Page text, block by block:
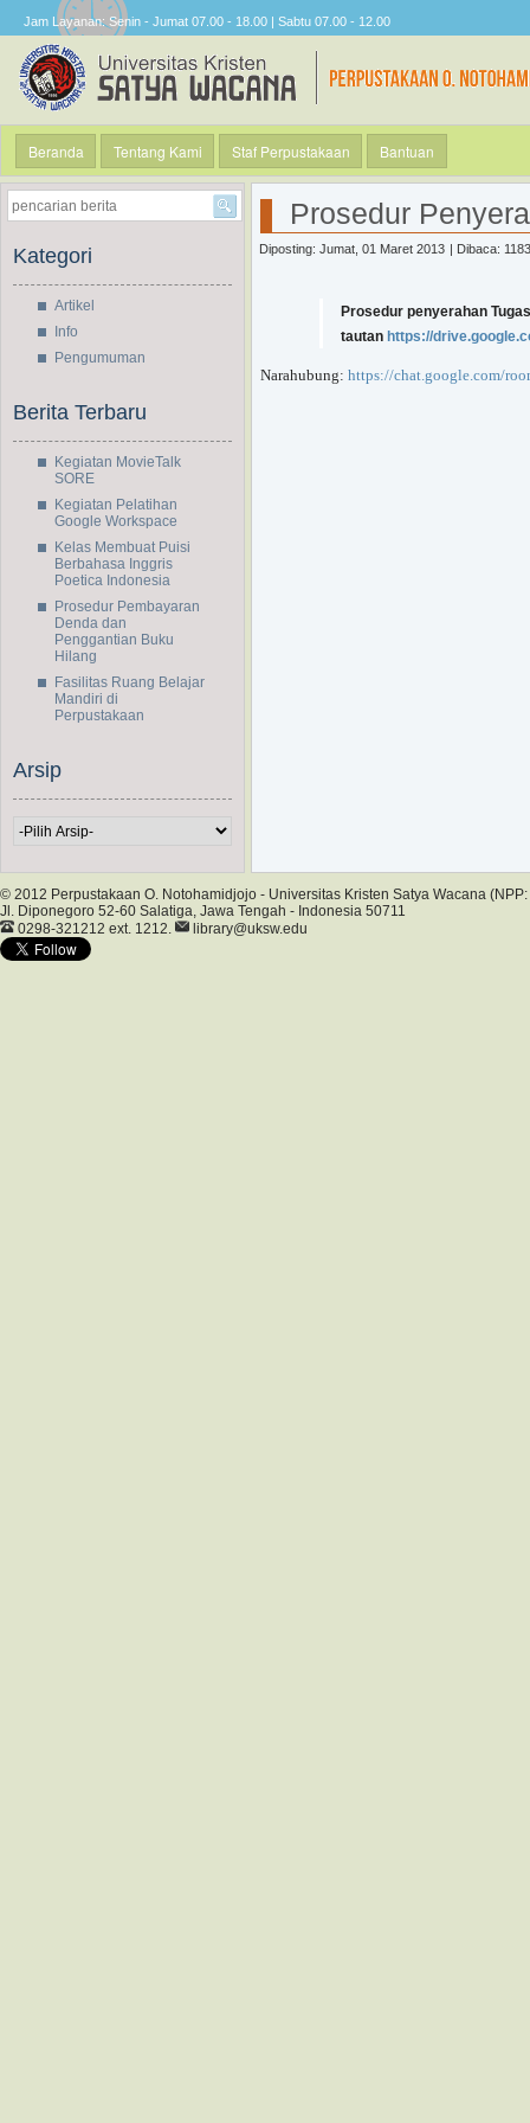
Jam Layanan: Senin - Jumat 07.00 - 18.00 | Sabtu 07.00 - 12.00
Beranda Tentang Kami Staf Perpustakaan Bantuan
Kategori
Artikel
Info
Pengumuman
Berita Terbaru
Kegiatan MovieTalk
SORE
Kegiatan Pelatihan
Google Workspace
Kelas Membuat Puisi
Berbahasa Inggris
Poetica Indonesia
Prosedur Pembayaran
Denda dan
Penggantian Buku
Hilang
Fasilitas Ruang Belajar
Mandiri di
Perpustakaan
Arsip
Prosedur
Diposting: Jumat, 01 Maret 2013 | Dibaca:
Prosedur penyerahan
tautan https://
Narahubung: https://chat.google.com/
© 2012 Perpustakaan O. Notohamidjojo - Universitas Kristen Satya Wacana
Jl. Diponegoro 52-60 Salatiga, Jawa Tengah - Indonesia 50711
0298-321212 ext. 1212.
library@uksw.edu